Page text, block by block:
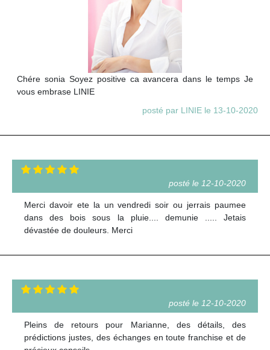
Chére sonia Soyez positive ca avancera dans le temps Je
vous embrase LINIE
posté par LINIE le 13-10-2020
posté le 12-10-2020
Merci davoir ete la un vendredi soir ou jerrais paumee
dans des bois sous la pluie.... demunie ..... Jetais
dévastée de douleurs. Merci
posté le 12-10-2020
Pleins de retours pour Marianne, des détails, des
prédictions justes, des échanges en toute franchise et de